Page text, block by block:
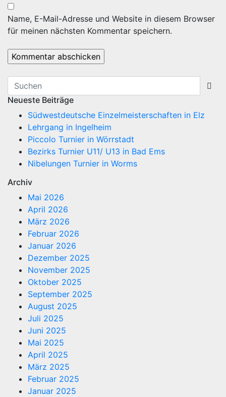
Name, E-Mail-Adresse und Website in diesem Browser
für meinen nächsten Kommentar speichern.
Neueste Beiträge
Südwestdeutsche Einzelmeisterschaften in Elz
Lehrgang in Ingelheim
Piccolo Turnier in Wörrstadt
Bezirks Turnier U11/ U13 in Bad Ems
Nibelungen Turnier in Worms
Archiv
Mai 2026
April 2026
März 2026
Februar 2026
Januar 2026
Dezember 2025
November 2025
Oktober 2025
September 2025
August 2025
Juli 2025
Juni 2025
Mai 2025
April 2025
März 2025
Februar 2025
Januar 2025